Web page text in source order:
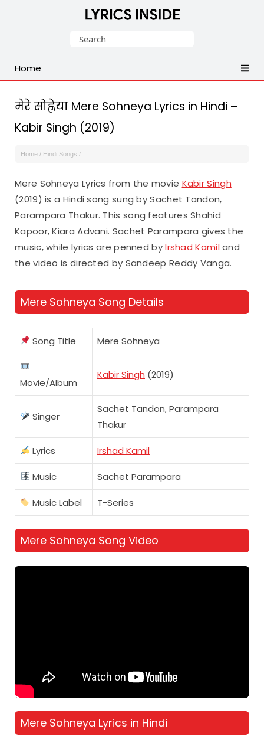
Malayalam,
English,
Songs
Lyrics
Search
Home
मेरे सोह्णेया Mere Sohneya Lyrics in Hindi –
Kabir Singh (2019)
Home / Hindi Songs /
Mere Sohneya Lyrics from the movie Kabir Singh
(2019) is a Hindi song sung by Sachet Tandon,
Parampara Thakur. This song features Shahid
Kapoor, Kiara Advani. Sachet Parampara gives the
music, while lyrics are penned byIrshad Kamiland
the video is directed by Sandeep Reddy Vanga.
Mere Sohneya Song Details
Song Title Mere Sohneya
Movie/Album
Kabir Singh (2019)
Singer
Sachet Tandon, Parampara
Thakur
Lyrics Irshad Kamil
Music Sachet Parampara
Music Label T-Series
Mere Sohneya Song Video
Mere Sohneya Lyrics in Hindi